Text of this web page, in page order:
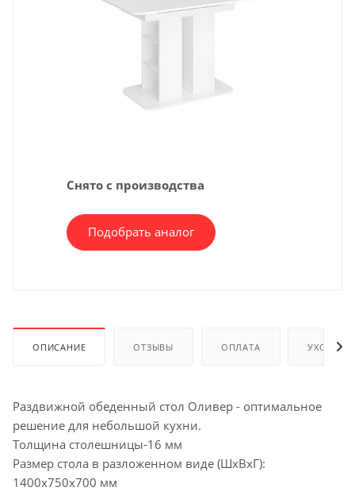
Снято с производства
Подобрать аналог
ОПИСАНИЕ ОТЗЫВЫ ОПЛАТА УХОД И
Раздвижной обеденный стол Оливер - оптимальное
решение для небольшой кухни.
Толщина столешницы-16 мм
Размер стола в разложенном виде (ШхВхГ):
1400х750х700 мм